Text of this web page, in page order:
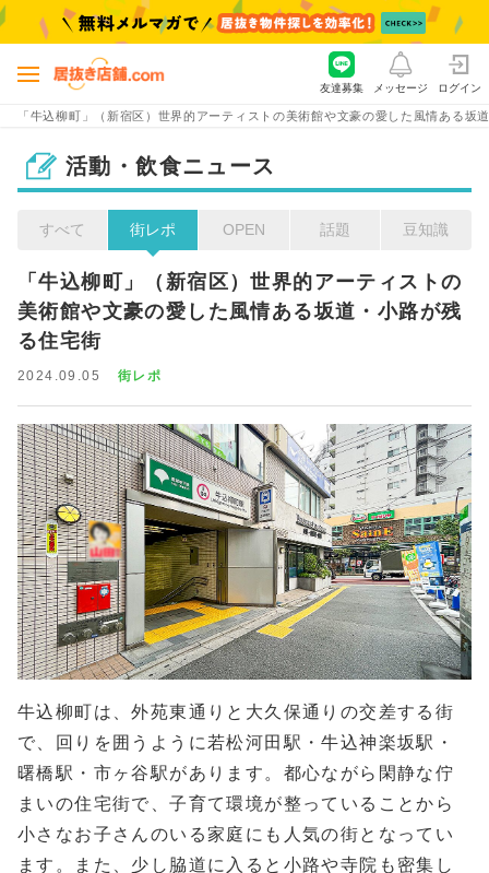
「牛込柳町」（新宿区）世界的アーティストの美術館や文豪の愛した風情ある坂
友達募集 メッセージ ログイン
活動・飲食ニュース
すべて 街レポ OPEN 話題 豆知識
「牛込柳町」（新宿区）世界的アーティストの
美術館や文豪の愛した風情ある坂道・小路が残
る住宅街
2024.09.05 街レポ
牛込柳町は、外苑東通りと大久保通りの交差する街
で、回りを囲うように若松河田駅・牛込神楽坂駅・
曙橋駅・市ヶ谷駅があります。都心ながら閑静な佇
まいの住宅街で、子育て環境が整っていることから
小さなお子さんのいる家庭にも人気の街となってい
ます。また、少し脇道に入ると小路や寺院も密集し